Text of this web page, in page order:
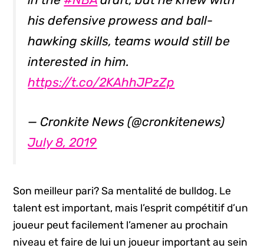
his defensive prowess and ball-
hawking skills, teams would still be
interested in him.
https://t.co/2KAhhJPzZp
— Cronkite News (@cronkitenews)
July 8, 2019
Son meilleur pari? Sa mentalité de bulldog. Le
talent est important, mais l’esprit compétitif d’un
joueur peut facilement l’amener au prochain
niveau et faire de lui un joueur important au sein